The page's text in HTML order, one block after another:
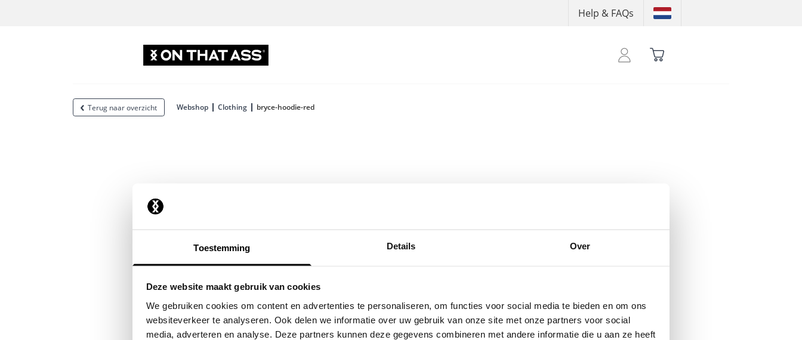
Toestemming Details Over
Deze website maakt gebruik van cookies
We gebruiken cookies om content en advertenties te personaliseren, om functies voor social media te bieden en om ons
websiteverkeer te analyseren. Ook delen we informatie over uw gebruik van onze site met onze partners voor social
media, adverteren en analyse. Deze partners kunnen deze gegevens combineren met andere informatie die u aan ze heeft
Help & FAQs
Terug naar overzicht Webshop Clothing bryce-hoodie-red